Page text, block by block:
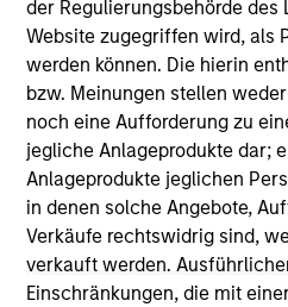
der Regulierungsbehörde des
Website zugegriffen wird, als
werden können. Die hierin
bzw. Meinungen stellen
noch eine Aufforderung zu
jegliche Anlageprodukte dar;
Anlageprodukte jeglichen
in denen solche Angebote,
Verkäufe rechtswidrig sind,
verkauft werden.
Einschränkungen, die mit
on this website has not been
otherwise approved by such
links shown here, you agree
third party site. We are
only as a convenience and the
not and does not imply any
investigation, verification or
information contained in any
shall we be responsible for the
the site or your use of such site.